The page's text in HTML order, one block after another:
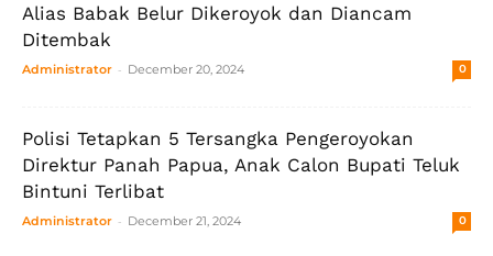
Alias Babak Belur Dikeroyok dan Diancam
Ditembak
Administrator - December 20, 2024 0
Polisi Tetapkan 5 Tersangka Pengeroyokan
Direktur Panah Papua, Anak Calon Bupati Teluk
Bintuni Terlibat
Administrator - December 21, 2024 0